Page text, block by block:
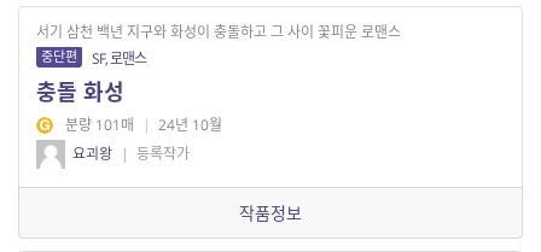
서기 삼천 백년 지구와 화성이 충돌하고 그 사이 꽃피운 로맨스
중단편 SF, 로맨스
충돌 화성
분량 101매 | 24년 10월
요괴왕 | 등록작가
작품정보